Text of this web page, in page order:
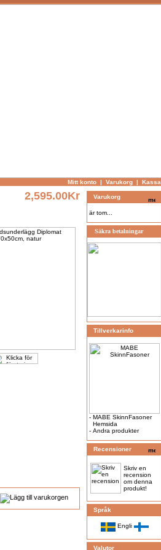
Mitt konto | Varukorg | Kassa
2,595.00Kr Varukorg
är tom...
Säkra betalningar
Tillverkarinfo
- MABE SkinnFasoner
Hemsida
- Andra produkter
Recensioner
Skriv en
recension
om denna
produkt!
Språk
Valutor